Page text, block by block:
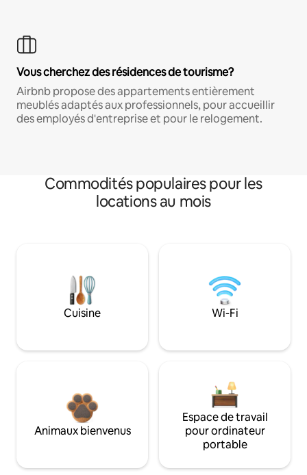
Vous cherchez des résidences de tourisme?
Airbnb propose des appartements entièrement
meublés adaptés aux professionnels, pour accueillir
des employés d'entreprise et pour le relogement.
Commodités populaires pour les
locations au mois
Cuisine Wi-Fi
Animaux bienvenus
Espace de travail
pour ordinateur
portable